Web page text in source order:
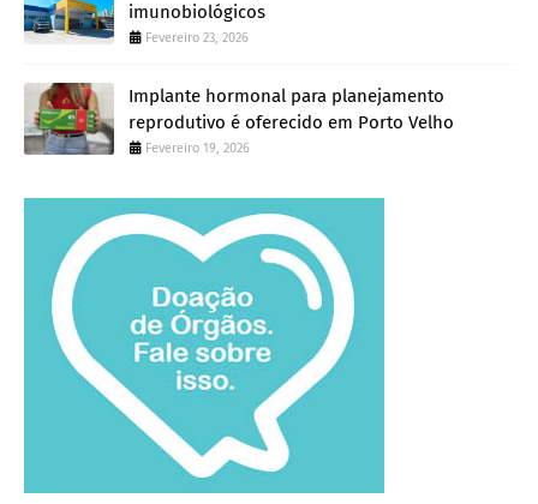
imunobiológicos
Fevereiro 23, 2026
Implante hormonal para planejamento
reprodutivo é oferecido em Porto Velho
Fevereiro 19, 2026